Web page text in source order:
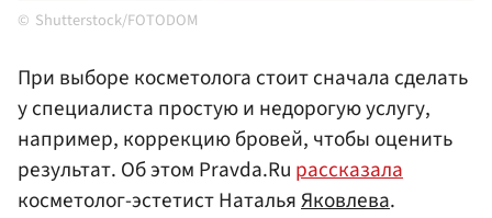
Shutterstock/FOTODOM
При выборе косметолога стоит сначала сделать
у специалиста простую и недорогую услугу,
например, коррекцию бровей, чтобы оценить
результат. Об этом Pravda.Ru рассказала
косметолог-эстетист НатальяЯковлева.